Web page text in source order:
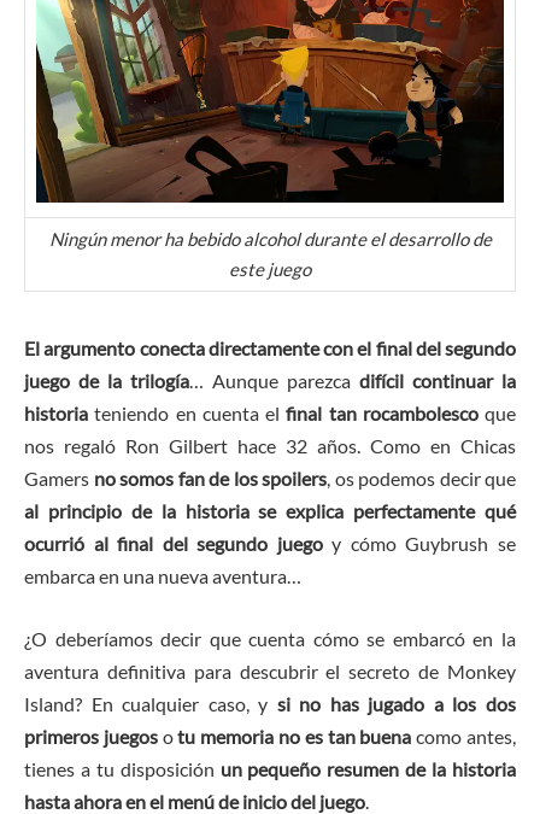
Ningún menor ha bebido alcohol durante el desarrollo de
este juego
El argumento conecta directamente con el final del segundo
juego de la trilogía… Aunque parezca difícil continuar la
historia teniendo en cuenta elfinal tan rocambolescoque
nos regaló Ron Gilbert hace 32 años. Como en Chicas
Gamers no somos fan de los spoilers, os podemos decir que
al principio de la historia se explica perfectamente qué
ocurrió al final del segundo juegoy cómo Guybrush se
embarca en una nueva aventura…
¿O deberíamos decir que cuenta cómo se embarcó en la
aventura definitiva para descubrir el secreto de Monkey
Island? En cualquier caso, y si no has jugado a los dos
primeros juegosotu memoria no es tan buena como antes,
tienes a tu disposición un pequeño resumen de la historia
hasta ahora en el menú de inicio del juego